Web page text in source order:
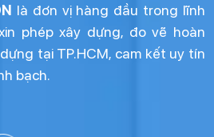
là đơn vị hàng đầu trong lĩnh
phép xây dựng, đo vẽ hoàn
tại TP.HCM, cam kết uy tín
bạch.